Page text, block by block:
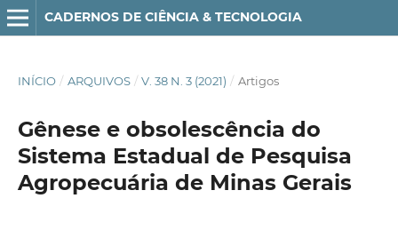
CADERNOS DE CIÊNCIA & TECNOLOGIA
INÍCIO / ARQUIVOS / V. 38 N. 3 (2021) / Artigos
Gênese e obsolescência do
Sistema Estadual de Pesquisa
Agropecuária de Minas Gerais